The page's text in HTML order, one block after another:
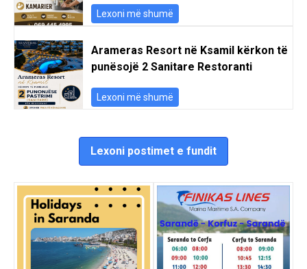
Lexoni më shumë
Arameras Resort në Ksamil kërkon të
punësojë 2 Sanitare Restoranti
Lexoni më shumë
Lexoni postimet e fundit